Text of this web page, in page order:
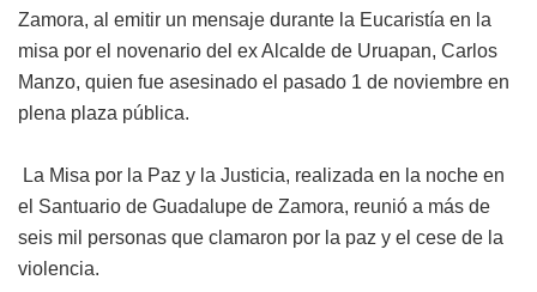
Zamora, al emitir un mensaje durante la Eucaristía en la
misa por el novenario del ex Alcalde de Uruapan, Carlos
Manzo, quien fue asesinado el pasado 1 de noviembre en
plena plaza pública.
La Misa por la Paz y la Justicia, realizada en la noche en
el Santuario de Guadalupe de Zamora, reunió a más de
seis mil personas que clamaron por la paz y el cese de la
violencia.